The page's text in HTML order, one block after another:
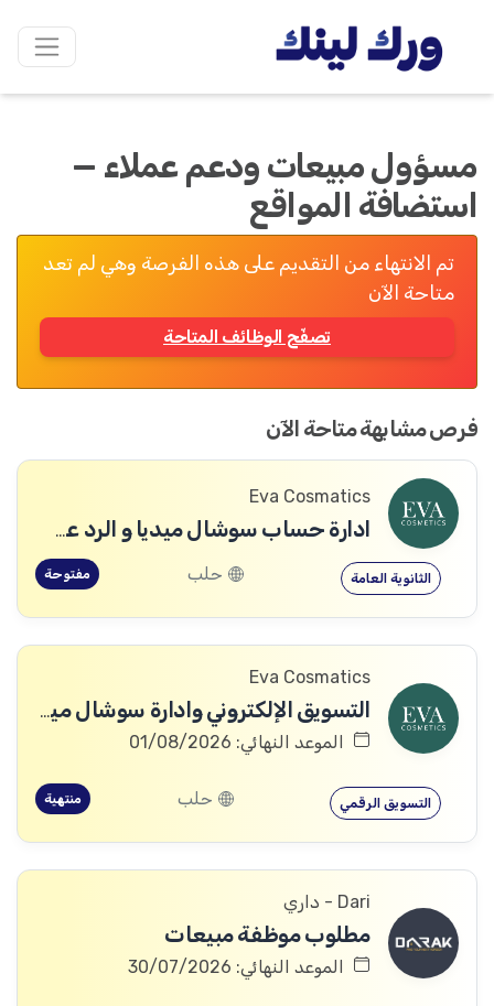
مسؤول مبيعات ودعم عملاء —
استضافة المواقع
تم الانتهاء من التقديم على هذه الفرصة وهي لم تعد
متاحة الآن
تصفّح الوظائف المتاحة
فرص مشابهة متاحة الآن
Eva Cosmatics
ادارة حساب سوشال ميديا و الرد على الزبائن
الثانوية العامة حلب مفتوحة
Eva Cosmatics
التسويق الإلكتروني وادارة سوشال ميديا
الموعد النهائي: 01/08/2026
التسويق الرقمي حلب منتهية
Dari - داري
مطلوب موظفة مبيعات
الموعد النهائي: 30/07/2026